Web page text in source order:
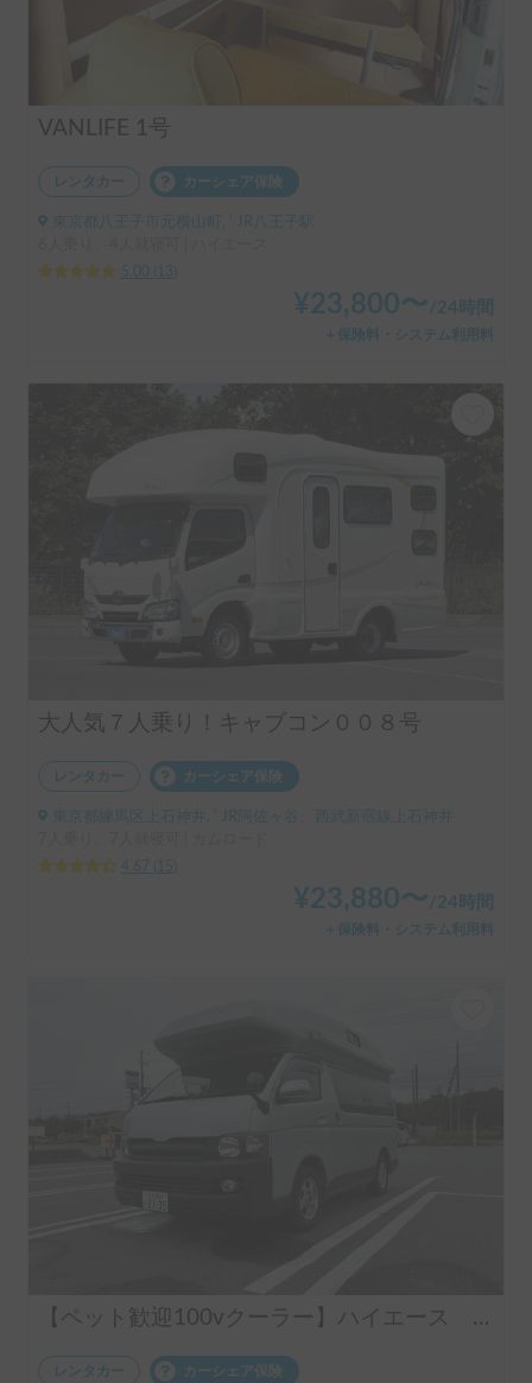
VANLIFE 1号
レンタカー カーシェア保険
東京都八王子市元横山町, ' JR八王子駅
5.00
13
¥23,800〜/24時間
＋保険料・システム利用料
大人気７人乗り！キャブコン００８号
レンタカー カーシェア保険
東京都練馬区上石神井, ' JR阿佐ヶ谷、西武新宿線上石神井
4.67
15
¥23,880〜/24時間
＋保険料・システム利用料
【ペット歓迎100vクーラー】ハイエース バンクベット6名就寝
レンタカー カーシェア保険